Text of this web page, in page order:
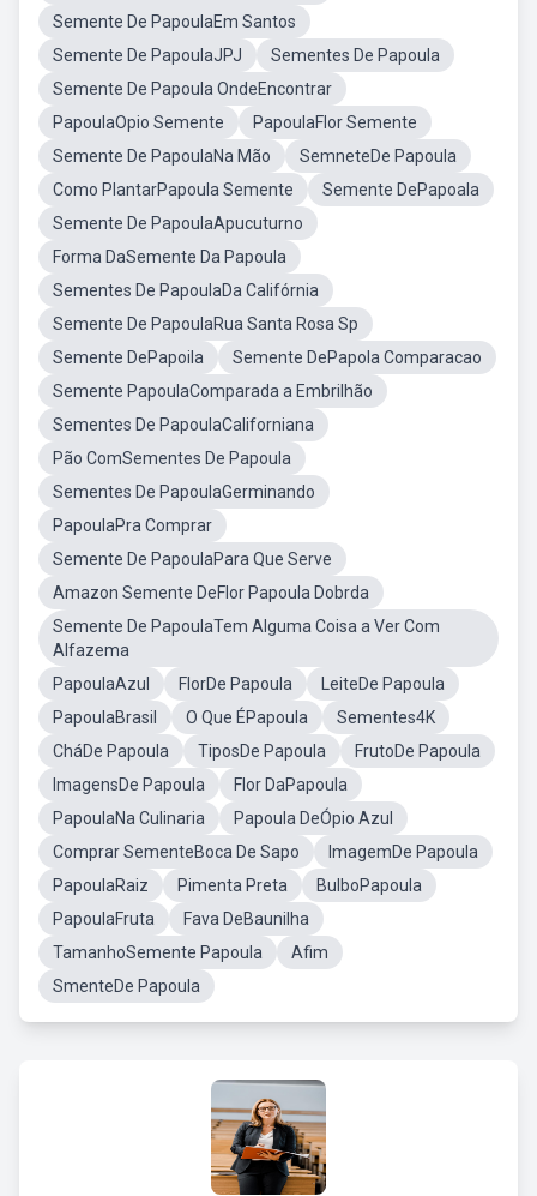
Semente De PapoulaEm Santos
Semente De PapoulaJPJ
Sementes De Papoula
Semente De Papoula OndeEncontrar
PapoulaOpio Semente
PapoulaFlor Semente
Semente De PapoulaNa Mão
SemneteDe Papoula
Como PlantarPapoula Semente
Semente DePapoala
Semente De PapoulaApucuturno
Forma DaSemente Da Papoula
Sementes De PapoulaDa Califórnia
Semente De PapoulaRua Santa Rosa Sp
Semente DePapoila
Semente DePapola Comparacao
Semente PapoulaComparada a Embrilhão
Sementes De PapoulaCaliforniana
Pão ComSementes De Papoula
Sementes De PapoulaGerminando
PapoulaPra Comprar
Semente De PapoulaPara Que Serve
Amazon Semente DeFlor Papoula Dobrda
Semente De PapoulaTem Alguma Coisa a Ver Com
Alfazema
PapoulaAzul
FlorDe Papoula
LeiteDe Papoula
PapoulaBrasil
O Que ÉPapoula
Sementes4K
CháDe Papoula
TiposDe Papoula
FrutoDe Papoula
ImagensDe Papoula
Flor DaPapoula
PapoulaNa Culinaria
Papoula DeÓpio Azul
Comprar SementeBoca De Sapo
ImagemDe Papoula
PapoulaRaiz
Pimenta Preta
BulboPapoula
PapoulaFruta
Fava DeBaunilha
TamanhoSemente Papoula
Afim
SmenteDe Papoula